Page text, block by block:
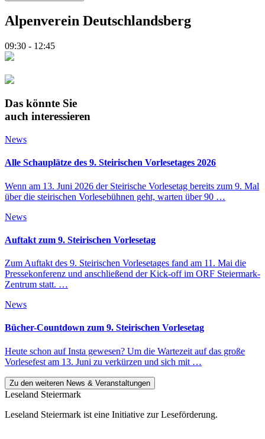
Alpenverein Deutschlandsberg
09:30 - 12:45
Das könnte Sie
auch interessieren
News
Alle Schauplätze des 9. Steirischen Vorlesetages 2026
Wenn am 13. Juni 2026 der Steirische Vorlesetag bereits zum 9. Mal
über die steirischen Vorlesebühnen geht, warten über 90 …
News
Auftakt zum 9. Steirischen Vorlesetag
Zum Auftakt des 9. Steirischen Vorlesetages fand am 11. Mai die
Pressekonferenz und anschließend der Kick-off im ORF Steiermark-
Zentrum statt. …
News
Bücher-Countdown zum 9. Steirischen Vorlesetag
Heute schon auf Insta gewesen? Um die Wartezeit auf das große
Vorlesefest am 13. Juni zu verkürzen und sich mit …
Zu den weiteren News & Veranstaltungen
Leseland Steiermark
Leseland Steiermark ist eine Initiative zur Leseförderung.